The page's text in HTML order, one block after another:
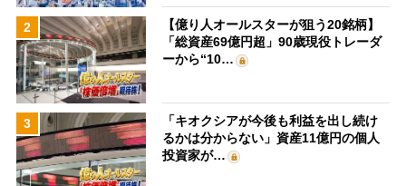
2
【億り人オールスターが狙う20銘柄】
「総資産69億円超」90歳現役トレーダ
ーから“10…
3
「キオクシアが今後も利益を出し続け
るかは分からない」資産11億円の個人
投資家が…